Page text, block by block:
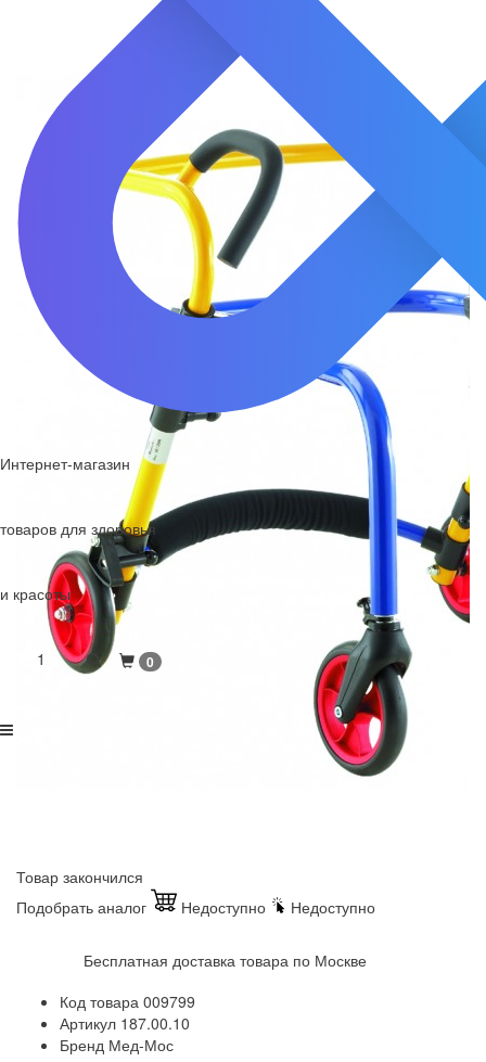
Интернет-магазин
товаров для здоровья
и красоты
1 0
Товар закончился
Подобрать аналог
Недоступно Недоступно
Бесплатная доставка товара по Москве
Код товара 009799
Артикул 187.00.10
Бренд Мед-Мос